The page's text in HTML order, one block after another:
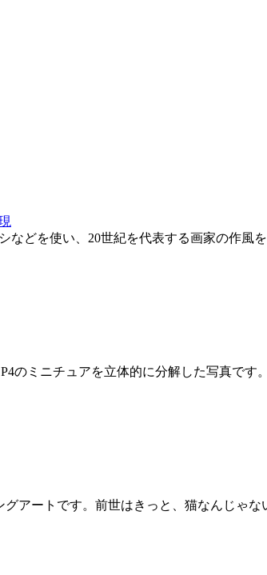
などを使い、20世紀を代表する画家の作風
P4のミニチュアを立体的に分解した写真で
アートです。前世はきっと、猫なんじゃな